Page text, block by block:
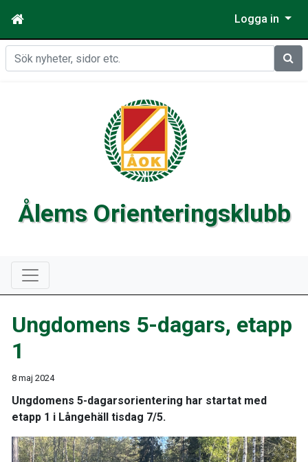
Logga in
Sök
Ålems Orienteringsklubb
Ungdomens 5-dagars, etapp
1
8 maj 2024
Ungdomens 5-dagarsorientering har startat med
etapp 1 i Långehäll tisdag 7/5.